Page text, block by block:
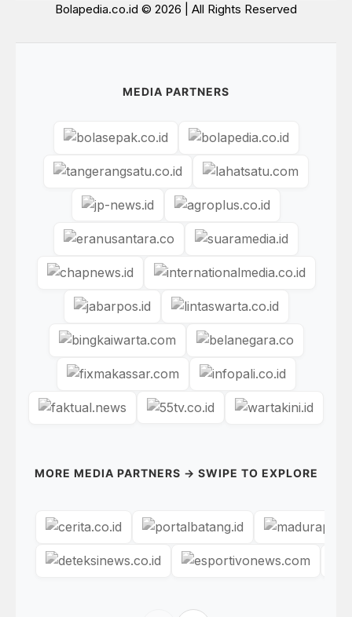
Bolapedia.co.id © 2026 | All Rights Reserved
MEDIA PARTNERS
MORE MEDIA PARTNERS → SWIPE TO EXPLORE